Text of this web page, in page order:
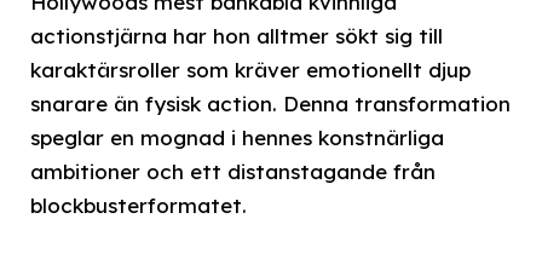
actionstjärna har hon alltmer sökt sig till
karaktärsroller som kräver emotionellt djup
snarare än fysisk action. Denna transformation
speglar en mognad i hennes konstnärliga
ambitioner och ett distanstagande från
blockbusterformatet.